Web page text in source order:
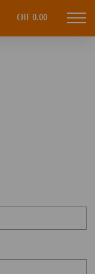
CHF 0.00